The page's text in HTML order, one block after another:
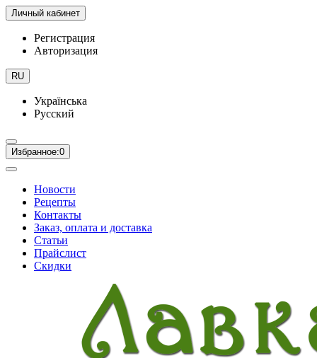
Личный кабинет
Регистрация
Авторизация
RU
Українська
Русский
Избранное:0
Новости
Рецепты
Контакты
Заказ, оплата и доставка
Статьи
Прайслист
Скидки